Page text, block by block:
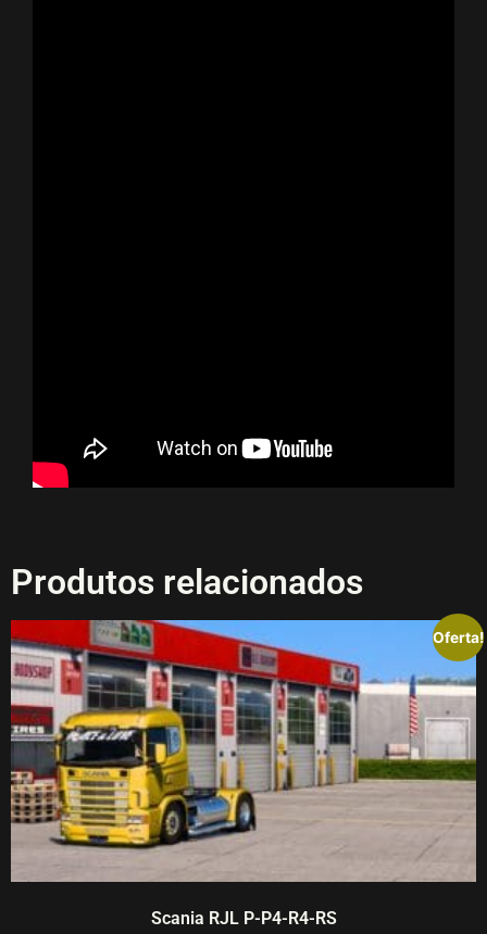
Produtos relacionados
Oferta!
Scania RJL P-P4-R4-RS